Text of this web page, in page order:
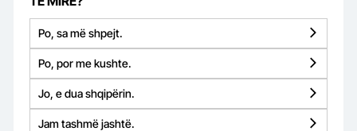
Po, sa më shpejt.
Po, por me kushte.
Jo, e dua shqipërin.
Jam tashmë jashtë.